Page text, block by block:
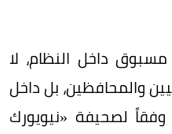
داخل النظام، لا
والمحافظين، بل داخل
لصحيفة «نيويورك